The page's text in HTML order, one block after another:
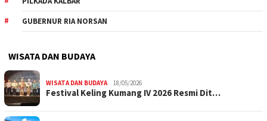
GUBERNUR RIA NORSAN
WISATA DAN BUDAYA
WISATA DAN BUDAYA 18/05/2026
Festival Keling Kumang IV 2026 Resmi Dit…